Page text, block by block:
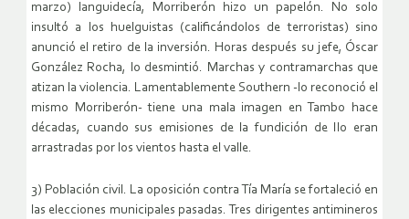
marzo) languidecía, Morriberón hizo un papelón. No solo
insultó a los huelguistas (calificándolos de terroristas) sino
anunció el retiro de la inversión. Horas después su jefe, Óscar
González Rocha, lo desmintió. Marchas y contramarchas que
atizan la violencia. Lamentablemente Southern -lo reconoció el
mismo Morriberón- tiene una mala imagen en Tambo hace
décadas, cuando sus emisiones de la fundición de Ilo eran
arrastradas por los vientos hasta el valle.
3) Población civil. La oposición contra Tía María se fortaleció en
las elecciones municipales pasadas. Tres dirigentes antimineros